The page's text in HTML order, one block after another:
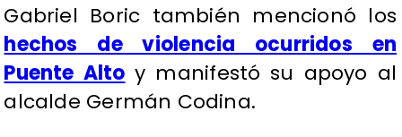
Gabriel Boric también mencionó los
hechos de violencia ocurridos en
Puente Alto y manifestó su apoyo al
alcalde Germán Codina.